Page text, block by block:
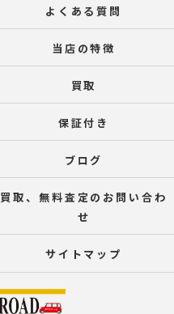
よくある質問
当店の特徴
買取
保証付き
ブログ
買取、無料査定のお問い合わ
せ
サイトマップ